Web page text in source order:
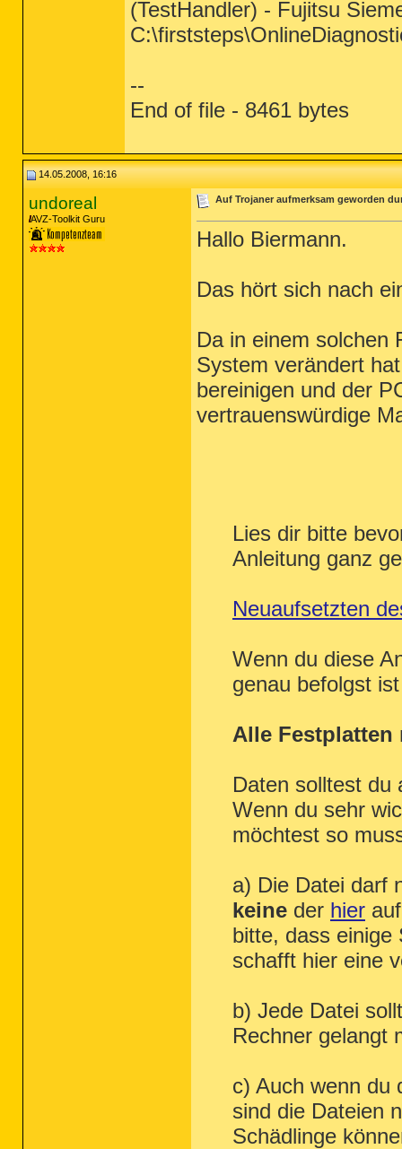
(TestHandler) - Fujitsu
--
End of file - 8461 bytes
14.05.2008, 16:16
undoreal
AVZ-Toolkit Guru
Auf Trojaner aufmerksam geworden
Hallo Biermann.
Das hört sich nach
Da in einem solchen
System verändert
bereinigen und der
vertrauenswürdige
Lies dir bitte
Anleitung ganz
Neuaufsetzten
Wenn du diese
genau befolgst
Alle Festplatten
Daten solltest du
Wenn du sehr
möchtest so
a) Die Datei darf
keine der hier
bitte, dass einige
schafft hier eine
b) Jede Datei
Rechner gelangt
c) Auch wenn du
sind die Dateien
Schädlinge